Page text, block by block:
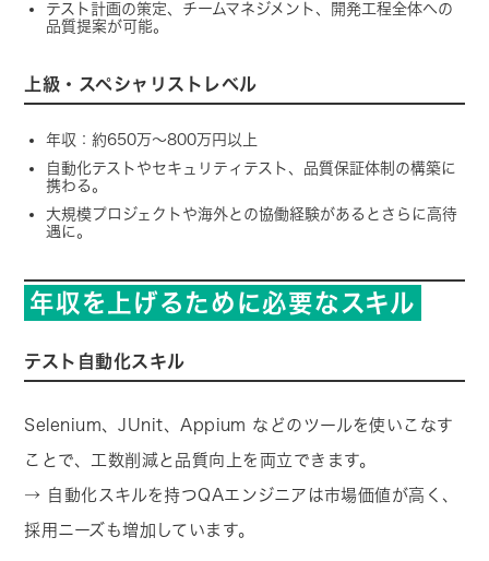
テスト計画の策定、チームマネジメント、開発工程全体への
品質提案が可能。
上級・スペシャリストレベル
年収：約650万〜800万円以上
自動化テストやセキュリティテスト、品質保証体制の構築に
携わる。
大規模プロジェクトや海外との協働経験があるとさらに高待
遇に。
年収を上げるために必要なスキル
テスト自動化スキル
Selenium、JUnit、Appium などのツールを使いこなす
ことで、工数削減と品質向上を両立できます。
→ 自動化スキルを持つQAエンジニアは市場価値が高く、
採用ニーズも増加しています。